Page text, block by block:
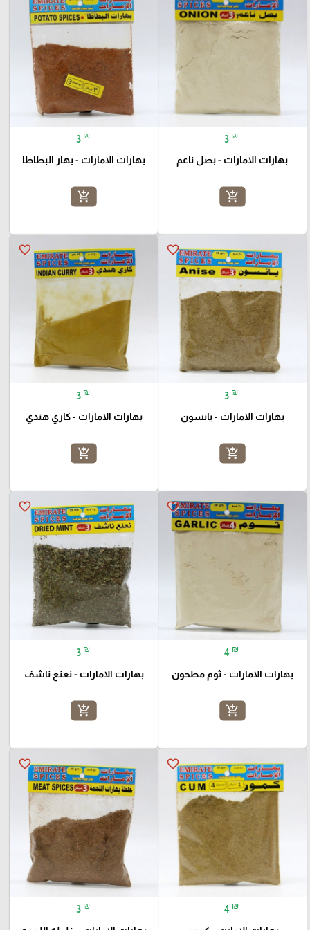
3 ₪
بهارات الامارات - بصل ناعم
add_shopping_cart
3 ₪
بهارات الامارات - بهار البطاطا
add_shopping_cart
favorite_border
3 ₪
بهارات الامارات - يانسون
add_shopping_cart
favorite_border
3 ₪
بهارات الامارات - كاري هندي
add_shopping_cart
favorite_border
4 ₪
بهارات الامارات - ثوم مطحون
add_shopping_cart
favorite_border
3 ₪
بهارات الامارات - نعنع ناشف
add_shopping_cart
favorite_border
4 ₪
favorite_border
3 ₪